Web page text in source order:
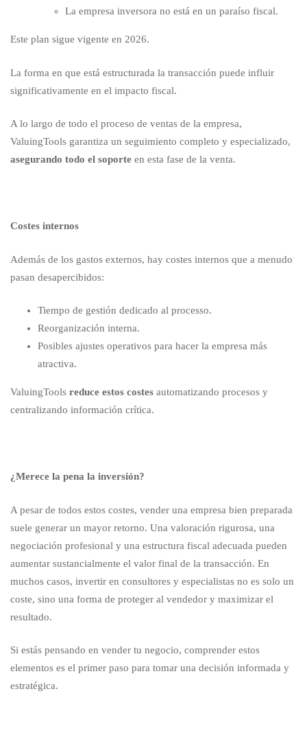
La empresa inversora no está en un paraíso fiscal.
Este plan sigue vigente en 2026.
La forma en que está estructurada la transacción puede influir
significativamente en el impacto fiscal.
A lo largo de todo el proceso de ventas de la empresa,
ValuingTools garantiza un seguimiento completo y especializado,
asegurando todo el soporte en esta fase de la venta.
Costes internos
Además de los gastos externos, hay costes internos que a menudo
pasan desapercibidos:
Tiempo de gestión dedicado al processo.
Reorganización interna.
Posibles ajustes operativos para hacer la empresa más
atractiva.
ValuingTools reduce estos costes automatizando procesos y
centralizando información crítica.
¿Merece la pena la inversión?
A pesar de todos estos costes, vender una empresa bien preparada
suele generar un mayor retorno. Una valoración rigurosa, una
negociación profesional y una estructura fiscal adecuada pueden
aumentar sustancialmente el valor final de la transacción. En
muchos casos, invertir en consultores y especialistas no es solo un
coste, sino una forma de proteger al vendedor y maximizar el
resultado.
Si estás pensando en vender tu negocio, comprender estos
elementos es el primer paso para tomar una decisión informada y
estratégica.